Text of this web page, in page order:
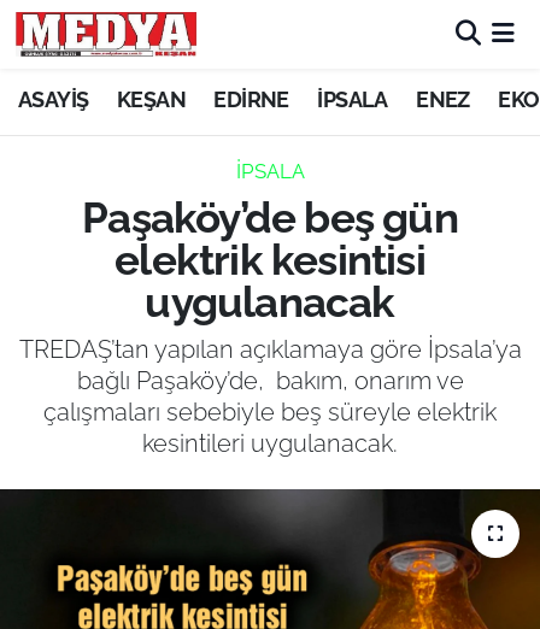
ASAYİŞ KEŞAN EDİRNE İPSALA ENEZ
İPSALA
Paşaköy’de beş gün
elektrik kesintisi
uygulanacak
TREDAŞ’tan yapılan açıklamaya göre İpsala’ya
bağlı Paşaköy’de, bakım, onarım ve
çalışmaları sebebiyle beş süreyle elektrik
kesintileri uygulanacak.
KEŞAN
ASAYİŞ
SİYASET
GÜNDEM
EKONOMİ
TARIM VE HAYVANCILIK